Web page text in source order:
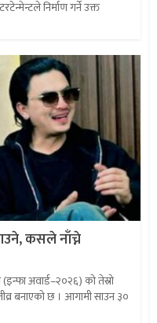
निर्माण गर्ने उक्त
कसले नाँच्ने
अवार्ड–२०२६) को तेस्रो
बनाएको छ । आगामी साउन ३०